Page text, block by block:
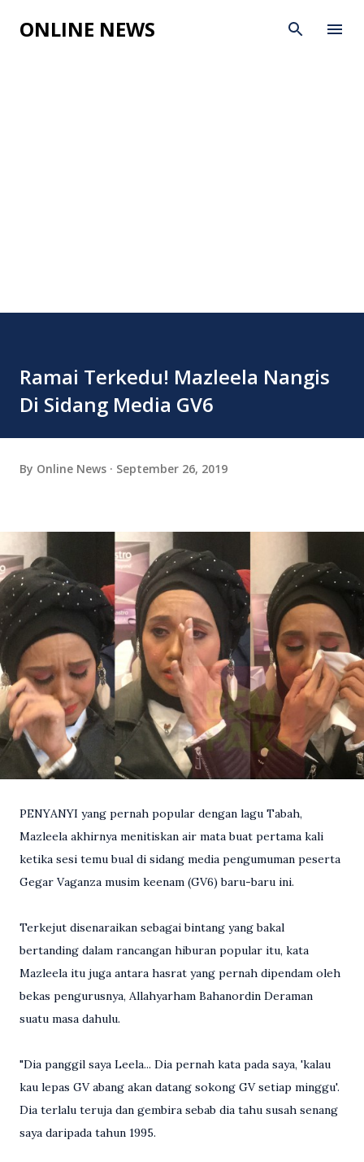
Skip to main content
ONLINE NEWS
Ramai Terkedu! Mazleela Nangis
Di Sidang Media GV6
By Online News September 26, 2019
PENYANYI yang pernah popular dengan lagu Tabah,
Mazleela akhirnya menitiskan air mata buat pertama kali
ketika sesi temu bual di sidang media pengumuman peserta
Gegar Vaganza musim keenam (GV6) baru-baru ini.
Terkejut disenaraikan sebagai bintang yang bakal
bertanding dalam rancangan hiburan popular itu, kata
Mazleela itu juga antara hasrat yang pernah dipendam oleh
bekas pengurusnya, Allahyarham Bahanordin Deraman
suatu masa dahulu.
"Dia panggil saya Leela... Dia pernah kata pada saya, 'kalau
kau lepas GV abang akan datang sokong GV setiap minggu'.
Dia terlalu teruja dan gembira sebab dia tahu susah senang
saya daripada tahun 1995.